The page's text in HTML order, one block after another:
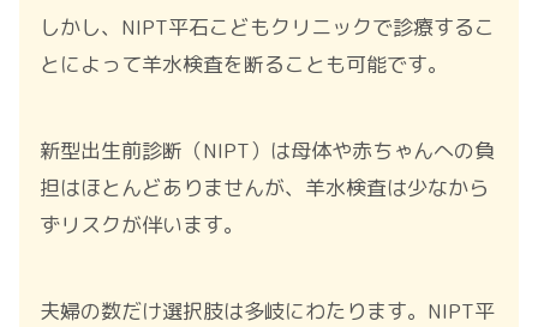
しかし、NIPT平石こどもクリニックで診療するこ
とによって羊水検査を断ることも可能です。
新型出生前診断（NIPT）は母体や赤ちゃんへの負
担はほとんどありませんが、羊水検査は少なから
ずリスクが伴います。
夫婦の数だけ選択肢は多岐にわたります。NIPT平